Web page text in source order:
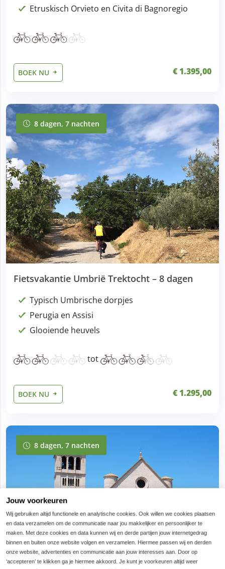
Jouw voorkeuren
Wij gebruiken altijd functionele en analytische cookies. Ook willen we cookies plaatsen
en data verzamelen om de communicatie naar jou makkelijker en persoonlijker te
maken. Met deze cookies en data kunnen wij en derde partijen jouw internetgedrag
binnen en buiten onze website volgen en verzamelen. Hiermee passen wij en derden
onze website, advertenties en communicatie aan jouw interesses aan. Door op
‘accepteren’ te klikken ga je hiermee akkoord. Je kunt je voorkeuren altijd weer
Etruskisch Orvieto en Civita di Bagnoregio
BOEK NU € 1.395,00
8 dagen, 7 nachten
8 dagen, 7 nachten
Fietsvakantie Umbrië Trektocht – 8 dagen
Typisch Umbrische dorpjes
Perugia en Assisi
Glooiende heuvels
tot
BOEK NU € 1.295,00
8 dagen, 7 nachten
8 dagen, 7 nachten